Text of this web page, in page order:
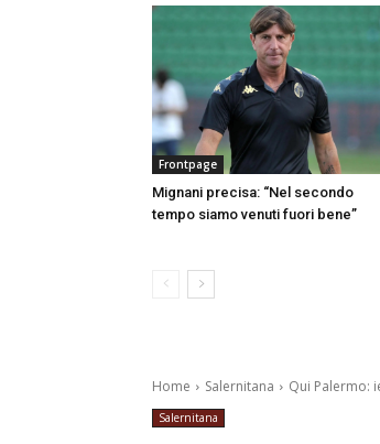
Frontpage
Mignani precisa: “Nel secondo
tempo siamo venuti fuori bene”